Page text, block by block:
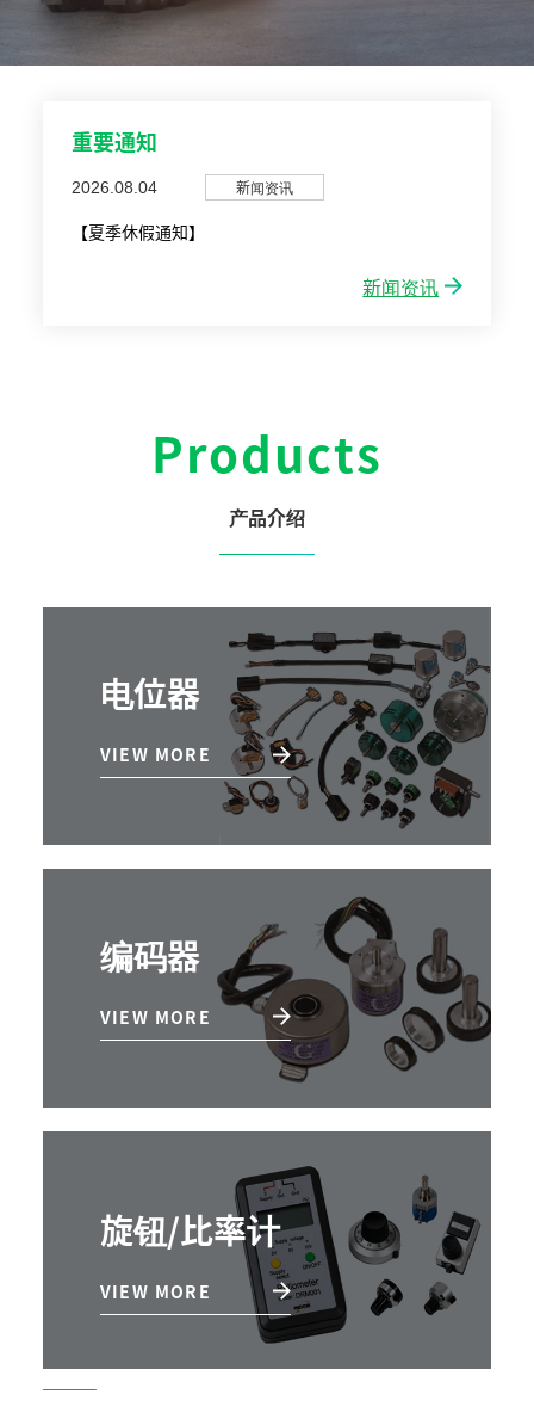
重要通知
2026.08.04 新闻资讯
【夏季休假通知】
新闻资讯
Products
产品介绍
电位器
VIEW MORE
编码器
VIEW MORE
旋钮/比率计
VIEW MORE